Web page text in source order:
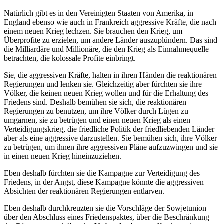
Natürlich gibt es in den Vereinigten Staaten von Amerika, in
England ebenso wie auch in Frankreich aggressive Kräfte, die nach
einem neuen Krieg lechzen. Sie brauchen den Krieg, um
Überprofite zu erzielen, um andere Länder auszuplündern. Das sind
die Milliardäre und Millionäre, die den Krieg als Einnahmequelle
betrachten, die kolossale Profite einbringt.
Sie, die aggressiven Kräfte, halten in ihren Händen die reaktionären
Regierungen und lenken sie. Gleichzeitig aber fürchten sie ihre
Völker, die keinen neuen Krieg wollen und für die Erhaltung des
Friedens sind. Deshalb bemühen sie sich, die reaktionären
Regierungen zu benutzen, um ihre Völker durch Lügen zu
umgarnen, sie zu betrügen und einen neuen Krieg als einen
Verteidigungskrieg, die friedliche Politik der friedliebenden Länder
aber als eine aggressive darzustellen. Sie bemühen sich, ihre Völker
zu betrügen, um ihnen ihre aggressiven Pläne aufzuzwingen und sie
in einen neuen Krieg hineinzuziehen.
Eben deshalb fürchten sie die Kampagne zur Verteidigung des
Friedens, in der Angst, diese Kampagne könnte die aggressiven
Absichten der reaktionären Regierungen entlarven.
Eben deshalb durchkreuzten sie die Vorschläge der Sowjetunion
über den Abschluss eines Friedenspaktes, über die Beschränkung